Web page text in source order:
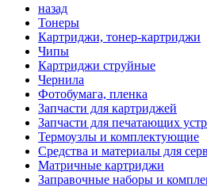
назад
Тонеры
Картриджи, тонер-картриджи
Чипы
Картриджи струйные
Чернила
Фотобумага, пленка
Запчасти для картриджей
Запчасти для печатающих
Термоузлы и комплектующие
Средства и материалы для
Матричные картриджи
Заправочные наборы и